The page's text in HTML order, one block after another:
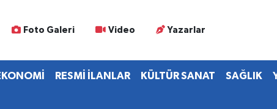
Foto Galeri Video Yazarlar
RESMİ İLANLAR KÜLTÜR SANAT SAĞLIK